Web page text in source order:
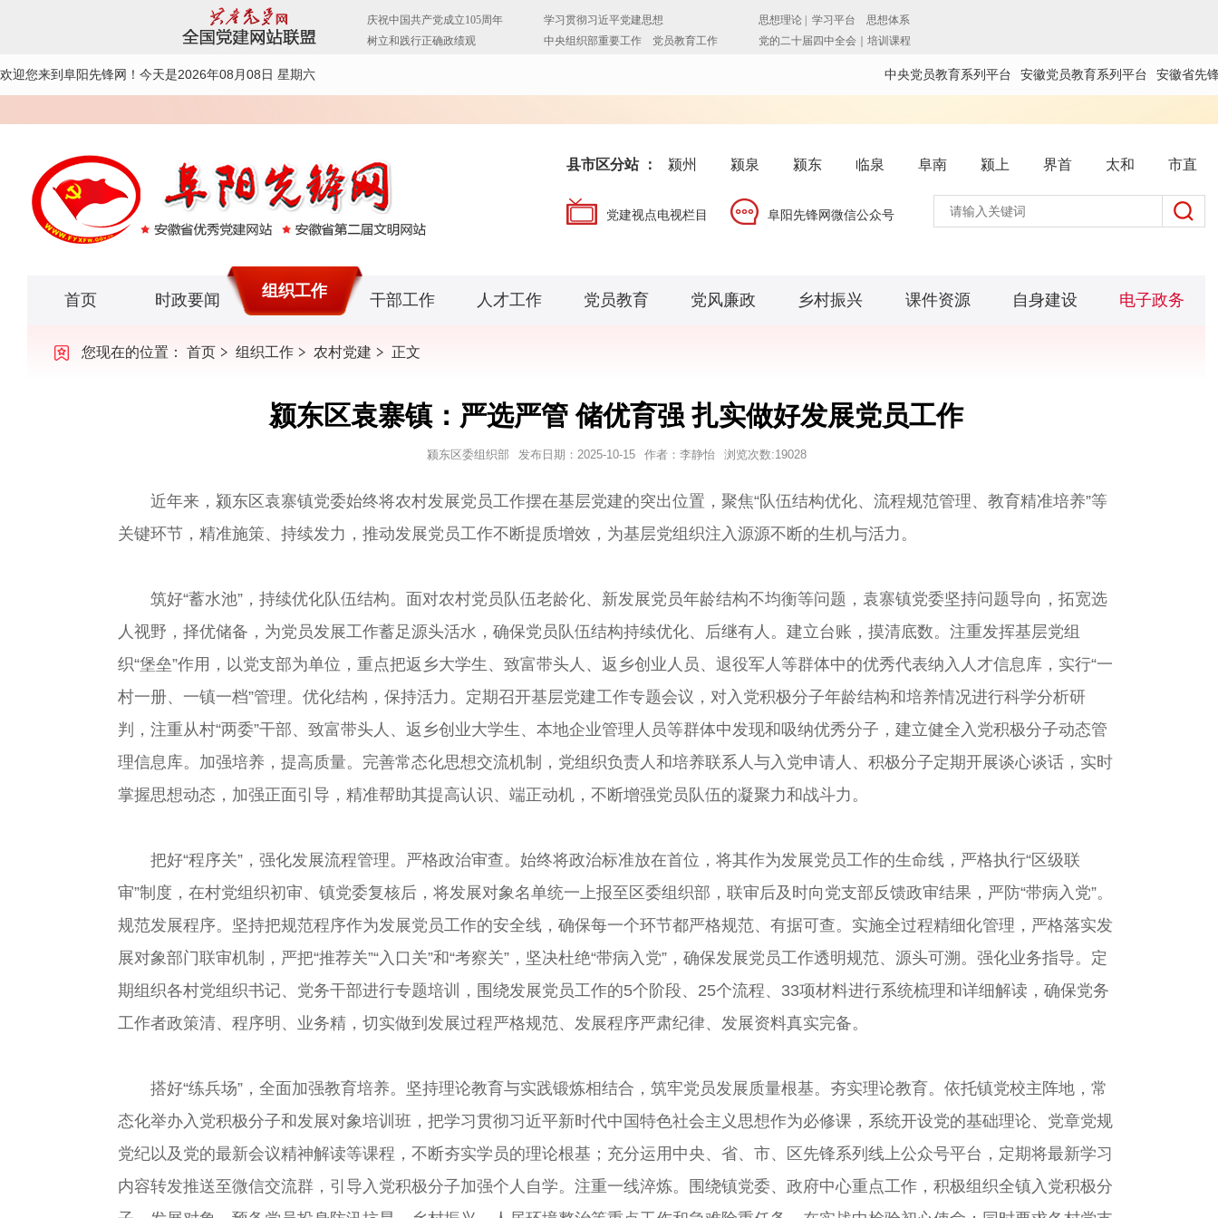
欢迎您来到阜阳先锋网！ 今天是2026年08月08日 星期六 中央党员教育系列平台 安徽党员教育系列平台 安徽省先
县市区分站 ： 颍州 颍泉 颍东 临泉 阜南 颍上 界首 太和 市直
党建视点电视栏目 阜阳先锋网微信公众号
首页 时政要闻 组织工作 干部工作 人才工作 党员教育 党风廉政 乡村振兴 课件资源 自身建设 电子政务
您现在的位置： 首页 组织工作 农村党建 正文
颍东区袁寨镇：严选严管 储优育强 扎实做好发展党员工作
颍东区委组织部 发布日期： 2025-10-15 作者： 李静怡 浏览次数:19028
近年来，颍东区袁寨镇党委始终将农村发展党员工作摆在基层党建的突出位置，聚焦“队伍结构优化、流程规范管理、教育精准培养”等
关键环节，精准施策、持续发力，推动发展党员工作不断提质增效，为基层党组织注入源源不断的生机与活力。
筑好“蓄水池”，持续优化队伍结构。面对农村党员队伍老龄化、新发展党员年龄结构不均衡等问题，袁寨镇党委坚持问题导向，拓宽选
人视野，择优储备，为党员发展工作蓄足源头活水，确保党员队伍结构持续优化、后继有人。建立台账，摸清底数。注重发挥基层党组
织“堡垒”作用，以党支部为单位，重点把返乡大学生、致富带头人、返乡创业人员、退役军人等群体中的优秀代表纳入人才信息库，实行“一
村一册、一镇一档”管理。优化结构，保持活力。定期召开基层党建工作专题会议，对入党积极分子年龄结构和培养情况进行科学分析研
判，注重从村“两委”干部、致富带头人、返乡创业大学生、本地企业管理人员等群体中发现和吸纳优秀分子，建立健全入党积极分子动态管
理信息库。加强培养，提高质量。完善常态化思想交流机制，党组织负责人和培养联系人与入党申请人、积极分子定期开展谈心谈话，实时
掌握思想动态，加强正面引导，精准帮助其提高认识、端正动机，不断增强党员队伍的凝聚力和战斗力。
把好“程序关”，强化发展流程管理。严格政治审查。始终将政治标准放在首位，将其作为发展党员工作的生命线，严格执行“区级联
审”制度，在村党组织初审、镇党委复核后，将发展对象名单统一上报至区委组织部，联审后及时向党支部反馈政审结果，严防“带病入党”。
规范发展程序。坚持把规范程序作为发展党员工作的安全线，确保每一个环节都严格规范、有据可查。实施全过程精细化管理，严格落实发
展对象部门联审机制，严把“推荐关”“入口关”和“考察关”，坚决杜绝“带病入党”，确保发展党员工作透明规范、源头可溯。强化业务指导。定
期组织各村党组织书记、党务干部进行专题培训，围绕发展党员工作的5个阶段、25个流程、33项材料进行系统梳理和详细解读，确保党务
工作者政策清、程序明、业务精，切实做到发展过程严格规范、发展程序严肃纪律、发展资料真实完备。
搭好“练兵场”，全面加强教育培养。坚持理论教育与实践锻炼相结合，筑牢党员发展质量根基。夯实理论教育。依托镇党校主阵地，常
态化举办入党积极分子和发展对象培训班，把学习贯彻习近平新时代中国特色社会主义思想作为必修课，系统开设党的基础理论、党章党规
党纪以及党的最新会议精神解读等课程，不断夯实学员的理论根基；充分运用中央、省、市、区先锋系列线上公众号平台，定期将最新学习
内容转发推送至微信交流群，引导入党积极分子加强个人自学。注重一线淬炼。围绕镇党委、政府中心重点工作，积极组织全镇入党积极分